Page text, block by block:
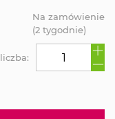
liczba:
Na zamówienie
(2 tygodnie)